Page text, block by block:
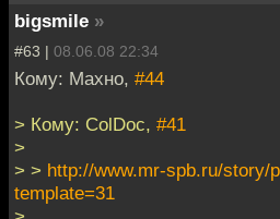
bigsmile »
#63 | 08.06.08 22:34
Кому: Махно, #44
> Кому: ColDoc, #41
>
> > http://www.mr-spb.ru/story/
template=31